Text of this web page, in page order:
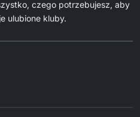
czego potrzebujesz, aby
ulubione kluby.